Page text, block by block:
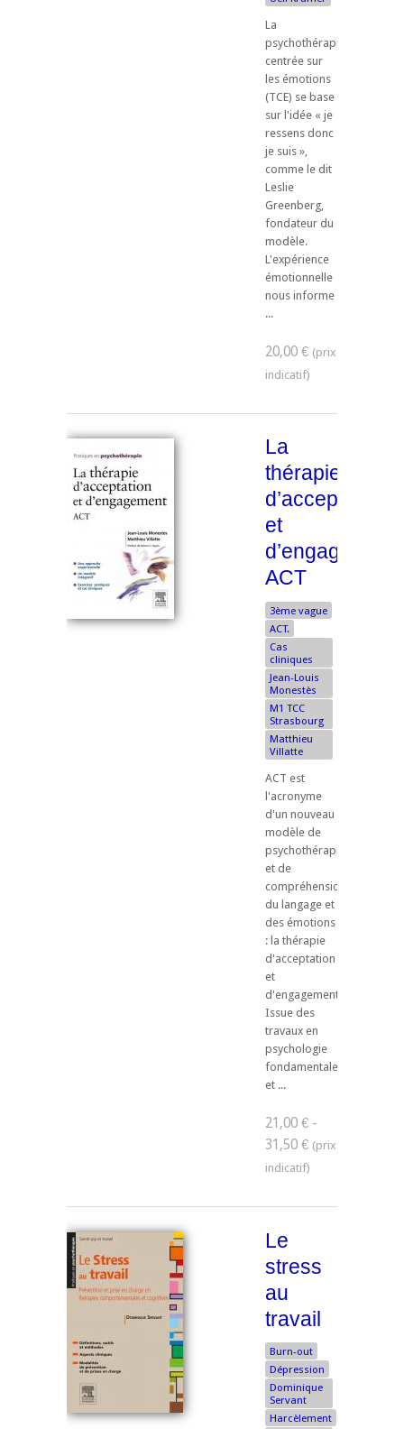
La
psychothérapie
centrée sur
les émotions
(TCE) se base
sur l'idée « je
ressens donc
je suis »,
comme le dit
Leslie
Greenberg,
fondateur du
modèle.
L'expérience
émotionnelle
nous informe
...
20,00 €
La
thérapie
d’acceptation
et
d’engagement
ACT
3ème vague
ACT.
Cas
cliniques
Jean-Louis
Monestès
M1 TCC
Strasbourg
Matthieu
Villatte
ACT est
l'acronyme
d'un nouveau
modèle de
psychothérapie
et de
compréhension
du langage et
des émotions
: la thérapie
d'acceptation
et
d'engagement.
Issue des
travaux en
psychologie
fondamentale,
et ...
21,00 € -
31,50 €
Le
stress
au
travail
Burn-out
Dépression
Dominique
Servant
Harcèlement